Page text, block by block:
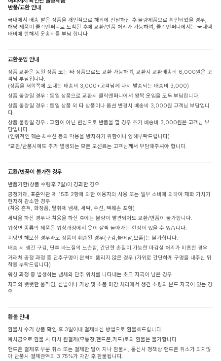
반품/교환 안내
국내에서 배송 받은 상품을 개인적으로 해외에 전달하신 후 불량제품으로 확인되었을 경우,
해당 제품이 클릭앤퍼니로 도착된 후에 교환/반품 처리가 가능하며, 클릭앤퍼니에서는 국내택
배비에 한해서 운송비를 부담 합니다
교환운임 안내
상품 교환은 동일 상품 또는 타 상품으로도 교환 가능하며, 교환시 교환배송비 6,000원은 고
객님 부담입니다.
(상품을 저희쪽에 보내는 배송비 3,000+고객님께 다시 발송되는 배송비 3,000)
상품 불량일 경우 : 동일 상품으로 교환시 클릭앤퍼니에서 왕복 운임을 모두 부담합니다.
상품 불량일 경우 : 동일 상품 외 타 상품이나 옵션 변경시 배송비 3,000원 고객님 부담입니
다.
상품 불량일 경우 : 교환이 아닌 변심으로 반품을 할 경우 초기 배송비 3,000원은 고객님 부
담입니다.
(인위적인 훼손 & 수선 등의 악용을 방지하기 위함이니 양해부탁드립니다)
*교환/반품시에도 추가 발생되는 모든 도선료는 고객님께서 부담해주셔야 합니다.
교환/반품이 불가한 경우
반품기한(상품 수령후 7일)이 경과한 경우
공정거래, 표준약관 제 15조 2항에 의한 이용자의 사용 또는 일부 소비에 의하여 재화 가치가
현저히 감소한 경우
(착용 흔적, 화장품, 탈취제 냄새, 세탁, 수선, 택훼손 포함)
세탁을 하신 경우나 착용을 하신 후에는 불량이 발견되어도 교환/반품이 불가합니다.
워싱면 종류의 제품은 워싱과정에서 옷이 살짝 돌아가는 현상이 있을 수 있습니다.
피팅만 해보신 경우라도 상품이 훼손된 경우(구김,늘어남,보풀)는 불가합니다.
배송 시 생긴 구김, 단추 바느질의 느슨함, 간단한 손질이 가능한 마감실 처리가 미흡한 경우
거래처 공정 과정 중 단추구멍이 완벽히 뚫리지 않은 경우 (가위로 간단하게 구멍을 내주신 뒤
착용 부탁드립니다)
워싱 과정 중 발생하는 냄새와 단추 위치를 나타내는 초크 자국이 남은 경우
지퍼의 뻣뻣한 움직임, 신발이나 가방 및 소품 마감 처리에서 생긴 소량의 본드 자국이 있는 경
우
환불 안내
환불시 수거 상품 확인 후 3일이내 결제하신 방법으로 환불해드립니다
예치금으로 환불 시 다시 원결제(무통장,핸드폰,카드)로의 환불은 불가합니다.
핸드폰 결제후 부분 취소 또는 결제한 달이 지나 환불시, 통신사 정책상 핸드폰 취소가 되지않
아 반품시 결제금액의 3.75%가 차감 후 환불됩니다.